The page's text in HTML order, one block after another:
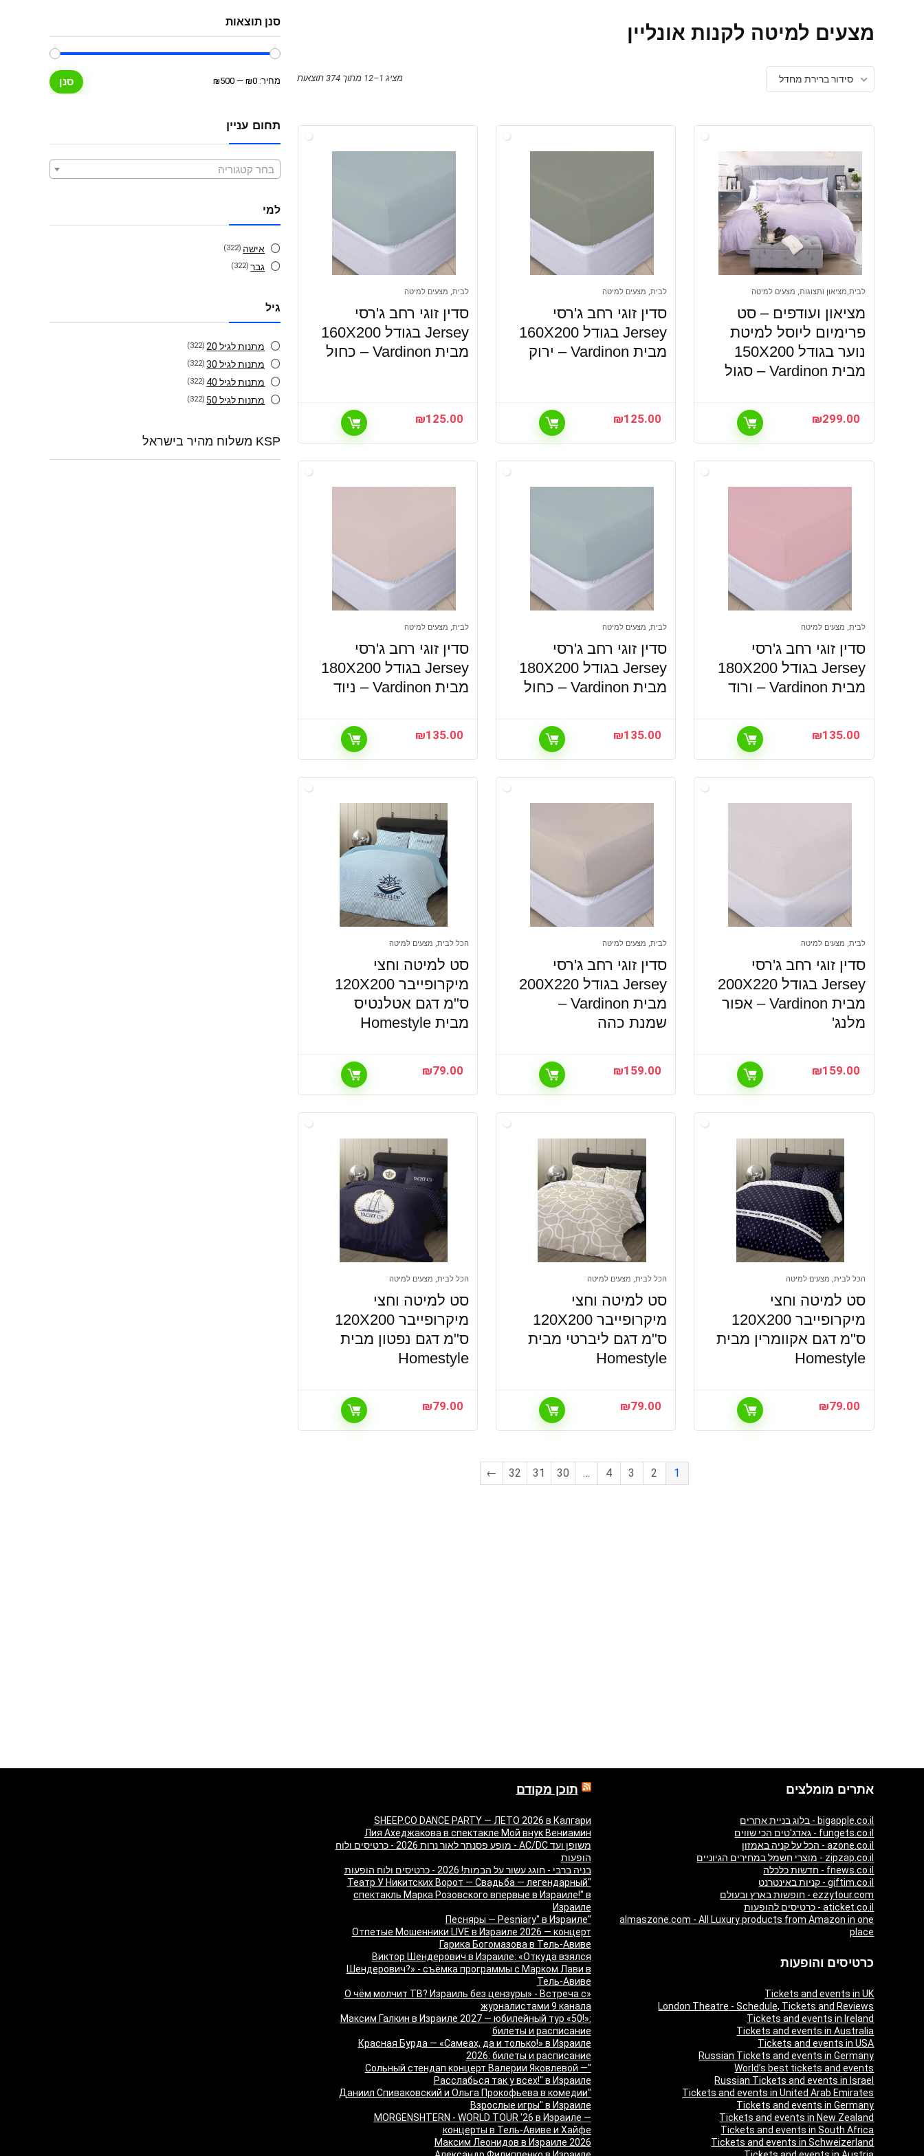
מצעים למיטה לקנות אונליין
מציג 1–12 מתוך 374 תוצאות סידור ברירת מחדל
לבית,מציאון ותצוגות, מצעים למיטה
מציאון ועודפים – סט
פרימיום ליוסל למיטת
נוער בגודל 150X200
מבית Vardinon – סגול
₪299.00
לבית, מצעים למיטה
סדין זוגי רחב ג'רסי
Jersey בגודל 160X200
מבית Vardinon – ירוק
₪125.00
לבית, מצעים למיטה
סדין זוגי רחב ג'רסי
Jersey בגודל 160X200
מבית Vardinon – כחול
₪125.00
לבית, מצעים למיטה
סדין זוגי רחב ג'רסי
Jersey בגודל 180X200
מבית Vardinon – ורוד
₪135.00
לבית, מצעים למיטה
סדין זוגי רחב ג'רסי
Jersey בגודל 180X200
מבית Vardinon – כחול
₪135.00
לבית, מצעים למיטה
סדין זוגי רחב ג'רסי
Jersey בגודל 180X200
מבית Vardinon – ניוד
₪135.00
לבית, מצעים למיטה
סדין זוגי רחב ג'רסי
Jersey בגודל 200X220
מבית Vardinon – אפור
מלנג'
₪159.00
לבית, מצעים למיטה
סדין זוגי רחב ג'רסי
Jersey בגודל 200X220
מבית Vardinon –
שמנת כהה
₪159.00
הכל לבית, מצעים למיטה
סט למיטה וחצי
מיקרופייבר 120X200
ס"מ דגם אטלנטיס
מבית Homestyle
₪79.00
הכל לבית, מצעים למיטה
סט למיטה וחצי
מיקרופייבר 120X200
ס"מ דגם אקוומרין מבית
Homestyle
₪79.00
הכל לבית, מצעים למיטה
סט למיטה וחצי
מיקרופייבר 120X200
ס"מ דגם ליברטי מבית
Homestyle
₪79.00
הכל לבית, מצעים למיטה
סט למיטה וחצי
מיקרופייבר 120X200
ס"מ דגם נפטון מבית
Homestyle
₪79.00
1
2
3
4
…
30
31
32
←
סנן תוצאות
מחיר
מחיר סנן מחיר: ₪0
—
₪500
תחום עניין
בחר קטגוריה
למי
אישה (322)
גבר (322)
גיל
מתנות לגיל 20 (322)
מתנות לגיל 30 (322)
מתנות לגיל 40 (322)
מתנות לגיל 50 (322)
KSP משלוח מהיר בישראל
אתרים מומלצים
bigapple.co.il - בלוג בניית אתרים
fungets.co.il - גאדג'טים הכי שווים
azone.co.il - הכל על קניה באמזון
zipzap.co.il - מוצרי חשמל במחירים הגיוניים
fnews.co.il - חדשות כלכלה
giftim.co.il - קניות באינטרנט
ezzytour.com - חופשות בארץ ובעולם
aticket.co.il - כרטיסים להופעות
almaszone.com - All Luxury products from Amazon in one
place
כרטיסים והופעות
Tickets and events in UK
London Theatre - Schedule, Tickets and Reviews
Tickets and events in Ireland
Tickets and events in Australia
Tickets and events in USA
Russian Tickets and events in Germany
World’s best tickets and events
Russian Tickets and events in Israel
Tickets and events in United Arab Emirates
Tickets and events in Germany
Tickets and events in New Zealand
Tickets and events in South Africa
Tickets and events in Schweizerland
תוכן מקודם
SHEEP.CO DANCE PARTY — ЛЕТО 2026 в Калгари
Лия Ахеджакова в спектакле Мой внук Вениамин
משופן ועד AC/DC - מופע פסנתר לאור נרות 2026 - כרטיסים ולוח
הופעות
בניה ברבי - חוגג עשור על הבמות! 2026 - כרטיסים ולוח הופעות
"Театр У Никитских Ворот — Свадьба — легендарный
спектакль Марка Розовского впервые в Израиле!" в
Израиле
"Песняры — Pesniary" в Израиле
Отпетые Мошенники LIVE в Израиле 2026 — концерт
Гарика Богомазова в Тель-Авиве
Виктор Шендерович в Израиле: «Откуда взялся
Шендерович?» - съёмка программы с Марком Лави в
Тель-Авиве
«О чём молчит ТВ? Израиль без цензуры» - Встреча с
журналистами 9 канала
Максим Галкин в Израиле 2027 — юбилейный тур «50!»:
билеты и расписание
Красная Бурда — «Самеах, да и только!» в Израиле
2026: билеты и расписание
"Сольный стендап концерт Валерии Яковлевой —
Расслабься так у всех!" в Израиле
"Даниил Спиваковский и Ольга Прокофьева в комедии
Взрослые игры" в Израиле
MORGENSHTERN - WORLD TOUR '26 в Израиле —
концерты в Тель-Авиве и Хайфе
Максим Леонидов в Израиле 2026